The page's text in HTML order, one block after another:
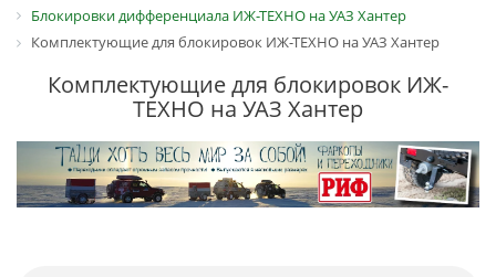
Блокировки дифференциала ИЖ-ТЕХНО на УАЗ Хантер
Комплектующие для блокировок ИЖ-ТЕХНО на УАЗ Хантер
Комплектующие для блокировок ИЖ-
ТЕХНО на УАЗ Хантер